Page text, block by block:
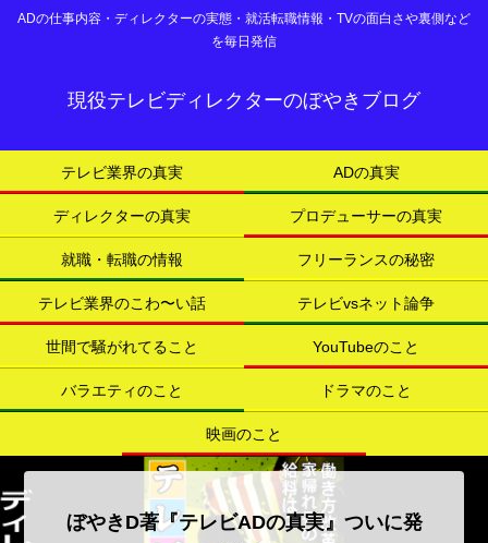
ADの仕事内容・ディレクターの実態・就活転職情報・TVの面白さや裏側など
を毎日発信
現役テレビディレクターのぼやきブログ
テレビ業界の真実 ADの真実
ディレクターの真実 プロデューサーの真実
就職・転職の情報 フリーランスの秘密
テレビ業界のこわ〜い話 テレビvsネット論争
世間で騒がれてること YouTubeのこと
バラエティのこと ドラマのこと
映画のこと
ぼやきD著『テレビADの真実』ついに発